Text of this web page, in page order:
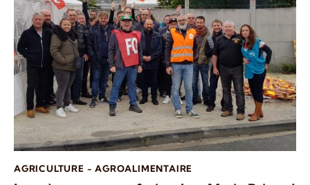
AGRICULTURE - AGROALIMENTAIRE